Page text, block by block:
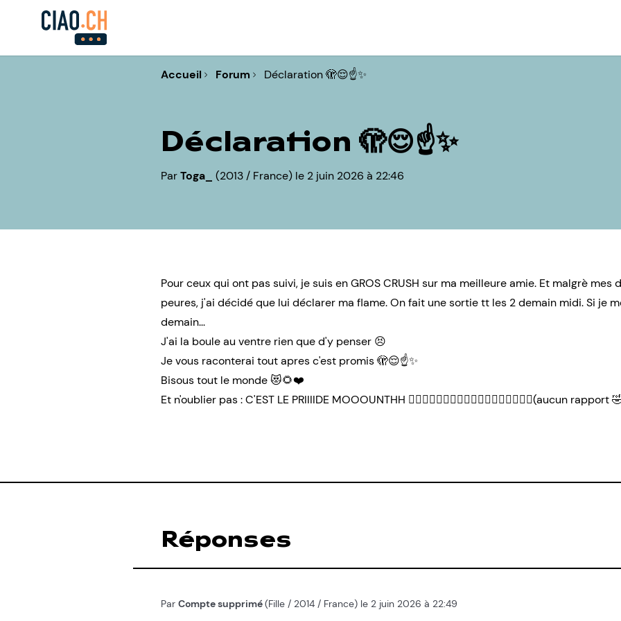
Accueil Forum Déclaration 🫣😌☝️✨
Déclaration 🫣😌☝️✨
ParToga_ (2013 / France) le 2 juin 2026 à 22:46
Pour ceux qui ont pas suivi, je suis en GROS CRUSH sur ma meilleure amie. Et malgrè
peures, j'ai décidé que lui déclarer ma flame. On fait une sortie tt les 2 demain midi. Si je
demain...
J'ai la boule au ventre rien que d'y penser 😣
Je vous raconterai tout apres c'est promis 🫣😌☝️✨
Bisous tout le monde 😻🌻❤️
Et n'oublier pas : C'EST LE PRIIIIDE MOOOUNTHH 🏳️‍🌈🏳️‍🌈🏳️‍🌈🏳️‍🌈🏳️‍🌈🎀🎀😻😻😻✨✨✨(aucun rapport
Réponses
Par Compte supprimé(Fille / 2014 / France) le 2 juin 2026 à 22:49